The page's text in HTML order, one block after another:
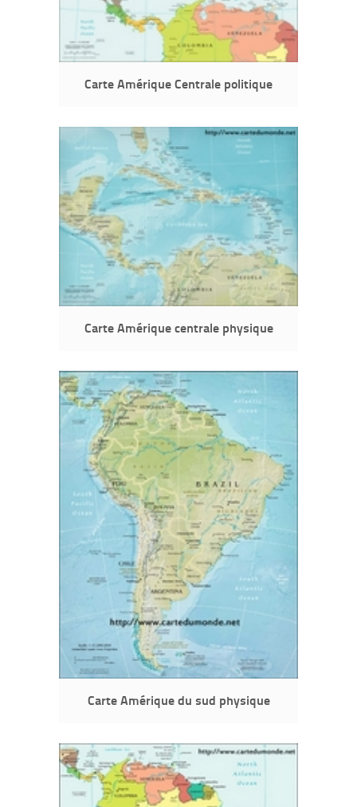
Carte Amérique Centrale politique
Carte Amérique centrale physique
Carte Amérique du sud physique